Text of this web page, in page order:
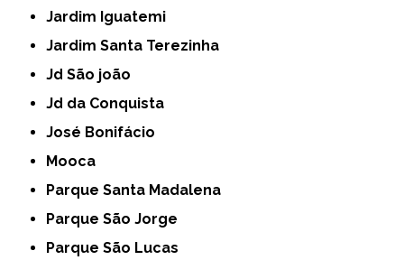
Jardim Iguatemi
Jardim Santa Terezinha
Jd São joão
Jd da Conquista
José Bonifácio
Mooca
Parque Santa Madalena
Parque São Jorge
Parque São Lucas